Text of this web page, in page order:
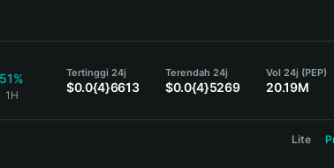
1H
Tertinggi 24j
$0.0{4}6613
Terendah 24j
$0.0{4}5269
Vol 24j (PEP)
20.19M
Lite